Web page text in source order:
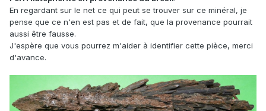
En regardant sur le net ce qui peut se trouver sur ce minéral, je
pense que ce n'en est pas et de fait, que la provenance pourrait
aussi être fausse.
J'espère que vous pourrez m'aider à identifier cette pièce, merci
d'avance.